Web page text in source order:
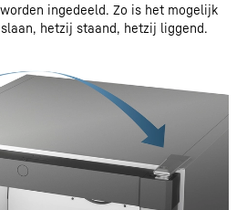
ingedeeld. Zo is het mogelijk
hetzij staand, hetzij liggend.